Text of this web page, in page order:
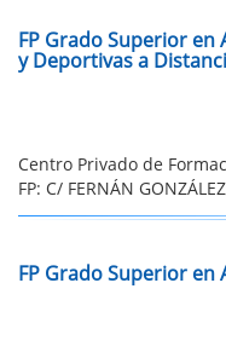
FP Grado Superior en
y Deportivas a
Centro Privado de
FP: C/ FERNÁN
FP Grado Superior